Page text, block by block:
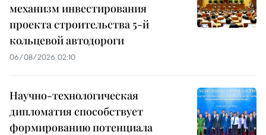
механизм инвестирования
проекта строительства 5-й
кольцевой автодороги
06/08/2026 02:10
Научно-технологическая
дипломатия способствует
формированию потенциала